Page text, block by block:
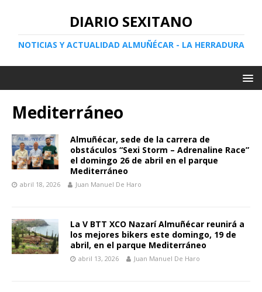
DIARIO SEXITANO
NOTICIAS Y ACTUALIDAD ALMUÑÉCAR - LA HERRADURA
Mediterráneo
Almuñécar, sede de la carrera de
obstáculos “Sexi Storm – Adrenaline Race”
el domingo 26 de abril en el parque
Mediterráneo
abril 18, 2026 Juan Manuel De Haro
La V BTT XCO Nazarí Almuñécar reunirá a
los mejores bikers este domingo, 19 de
abril, en el parque Mediterráneo
abril 13, 2026 Juan Manuel De Haro